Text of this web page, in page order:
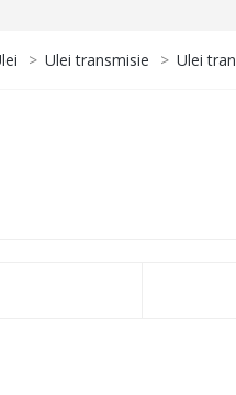
> Ulei transmisie > Ulei